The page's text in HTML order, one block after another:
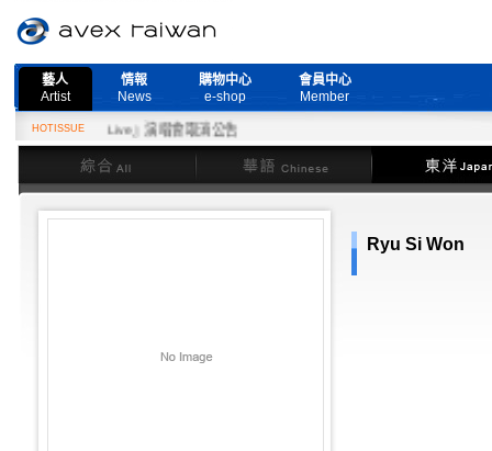
藝人
Artist
情報
News
購物中心
e-shop
會員中心
Member
HOTISSUE
More Live』演唱會取消公告
綜合
華語 東洋
Ryu Si Won